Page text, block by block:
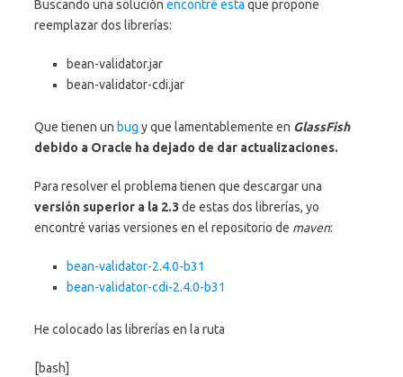
Buscando una solución encontré esta que propone
reemplazar dos librerías:
bean-validator.jar
bean-validator-cdi.jar
Que tienen un bug y que lamentablemente en GlassFish
debido a Oracle ha dejado de dar actualizaciones.
Para resolver el problema tienen que descargar una
versión superior a la 2.3 de estas dos librerías, yo
encontré varias versiones en el repositorio de maven:
bean-validator-2.4.0-b31
bean-validator-cdi-2.4.0-b31
He colocado las librerías en la ruta
[bash]